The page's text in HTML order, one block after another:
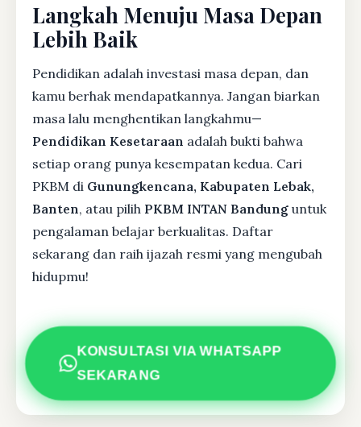
Langkah Menuju Masa Depan
Lebih Baik
Pendidikan adalah investasi masa depan, dan
kamu berhak mendapatkannya. Jangan biarkan
masa lalu menghentikan langkahmu—
Pendidikan Kesetaraan adalah bukti bahwa
setiap orang punya kesempatan kedua. Cari
PKBM di Gunungkencana, Kabupaten Lebak,
Banten, atau pilih PKBM INTAN Bandung untuk
pengalaman belajar berkualitas. Daftar
sekarang dan raih ijazah resmi yang mengubah
hidupmu!
KONSULTASI VIA WHATSAPP
SEKARANG